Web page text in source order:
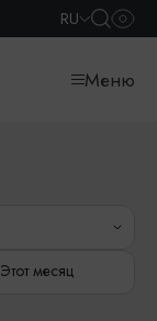
RU
Меню
Этот месяц